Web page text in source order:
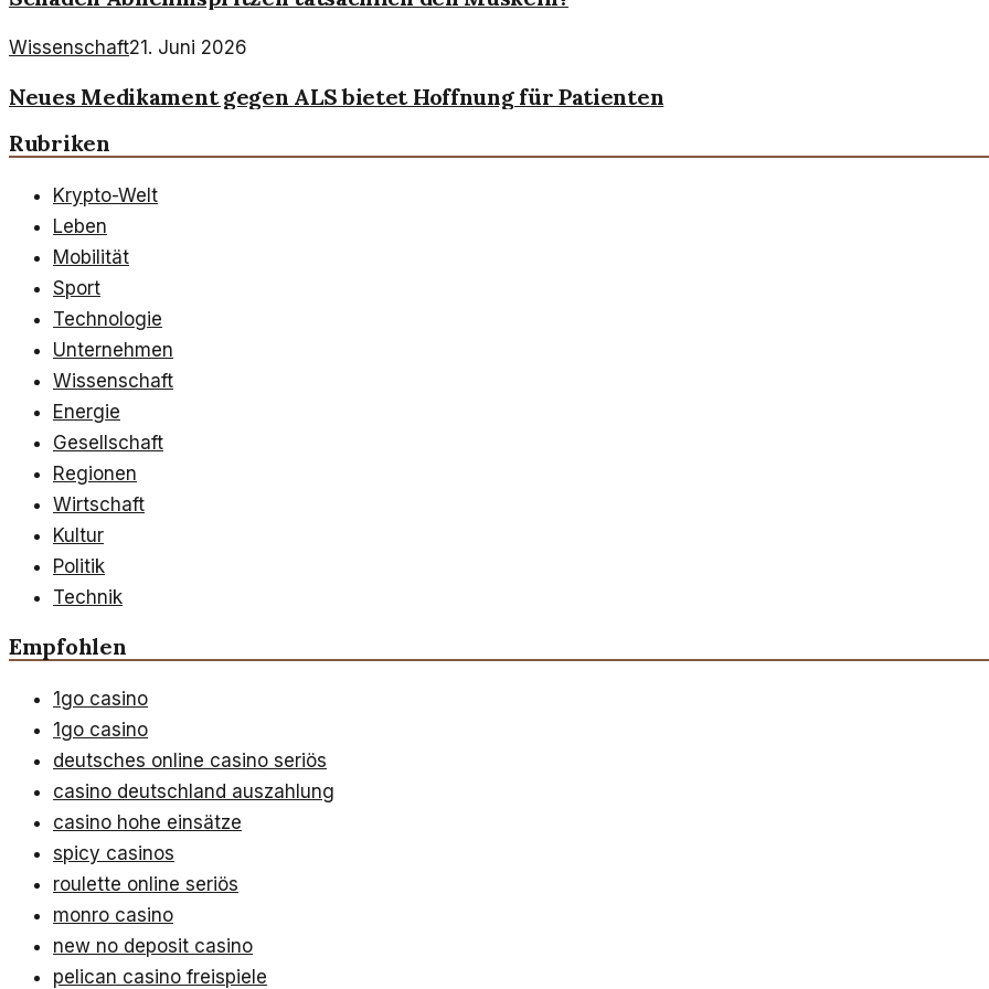
Wissenschaft21. Juni 2026
Neues Medikament gegen ALS bietet Hoffnung für Patienten
Rubriken
Krypto-Welt
Leben
Mobilität
Sport
Technologie
Unternehmen
Wissenschaft
Energie
Gesellschaft
Regionen
Wirtschaft
Kultur
Politik
Technik
Empfohlen
1go casino
1go casino
deutsches online casino seriös
casino deutschland auszahlung
casino hohe einsätze
spicy casinos
roulette online seriös
monro casino
new no deposit casino
pelican casino freispiele